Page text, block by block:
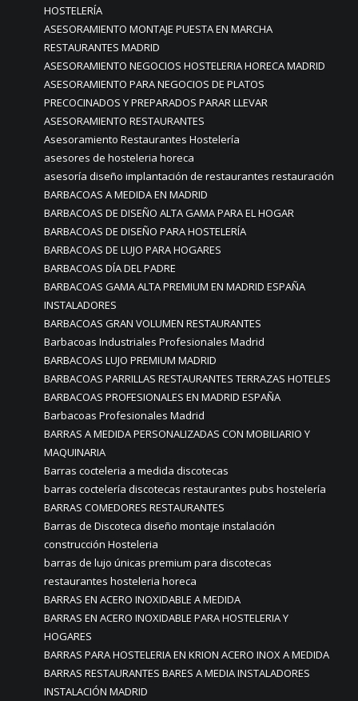
HOSTELERÍA
ASESORAMIENTO MONTAJE PUESTA EN MARCHA
RESTAURANTES MADRID
ASESORAMIENTO NEGOCIOS HOSTELERIA HORECA MADRID
ASESORAMIENTO PARA NEGOCIOS DE PLATOS
PRECOCINADOS Y PREPARADOS PARAR LLEVAR
ASESORAMIENTO RESTAURANTES
Asesoramiento Restaurantes Hostelería
asesores de hosteleria horeca
asesoría diseño implantación de restaurantes restauración
BARBACOAS A MEDIDA EN MADRID
BARBACOAS DE DISEÑO ALTA GAMA PARA EL HOGAR
BARBACOAS DE DISEÑO PARA HOSTELERÍA
BARBACOAS DE LUJO PARA HOGARES
BARBACOAS DÍA DEL PADRE
BARBACOAS GAMA ALTA PREMIUM EN MADRID ESPAÑA
INSTALADORES
BARBACOAS GRAN VOLUMEN RESTAURANTES
Barbacoas Industriales Profesionales Madrid
BARBACOAS LUJO PREMIUM MADRID
BARBACOAS PARRILLAS RESTAURANTES TERRAZAS HOTELES
BARBACOAS PROFESIONALES EN MADRID ESPAÑA
Barbacoas Profesionales Madrid
BARRAS A MEDIDA PERSONALIZADAS CON MOBILIARIO Y
MAQUINARIA
Barras cocteleria a medida discotecas
barras coctelería discotecas restaurantes pubs hostelería
BARRAS COMEDORES RESTAURANTES
Barras de Discoteca diseño montaje instalación
construcción Hosteleria
barras de lujo únicas premium para discotecas
restaurantes hosteleria horeca
BARRAS EN ACERO INOXIDABLE A MEDIDA
BARRAS EN ACERO INOXIDABLE PARA HOSTELERIA Y
HOGARES
BARRAS PARA HOSTELERIA EN KRION ACERO INOX A MEDIDA
BARRAS RESTAURANTES BARES A MEDIA INSTALADORES
INSTALACIÓN MADRID